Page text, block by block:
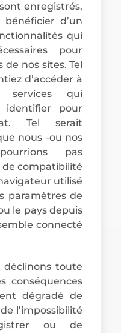
enregistrés,
d’un
qui
pour
nos sites. Tel
d’accéder à
services qui
identifier pour
Tel serait
nous -ou nos
pas
de compatibilité
utilisé
paramètres de
le pays depuis
connecté
déclinons toute
conséquences
dégradé de
l’impossibilité
ou de